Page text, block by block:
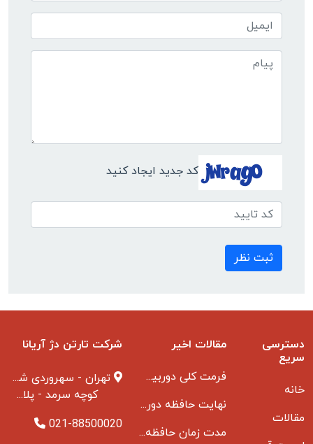
کد جدید ایجاد کنید
ثبت نظر
دسترسی
سریع
خانه
مقالات
مقالات اخیر
فرمت کلی دوربین مدار بسته
نهایت حافظه دوربین مدار بسته
مدت زمان حافظه دوربین مداربسته بانکها
شرکت تارتن دژ آریانا
تهران - سهروردی شمالی
کوچه سرمد - پلاک ۱ - طبقه ۳
021-88500020